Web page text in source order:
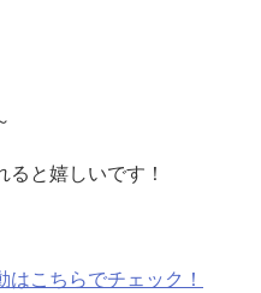
と嬉しいです！
こちらでチェック！